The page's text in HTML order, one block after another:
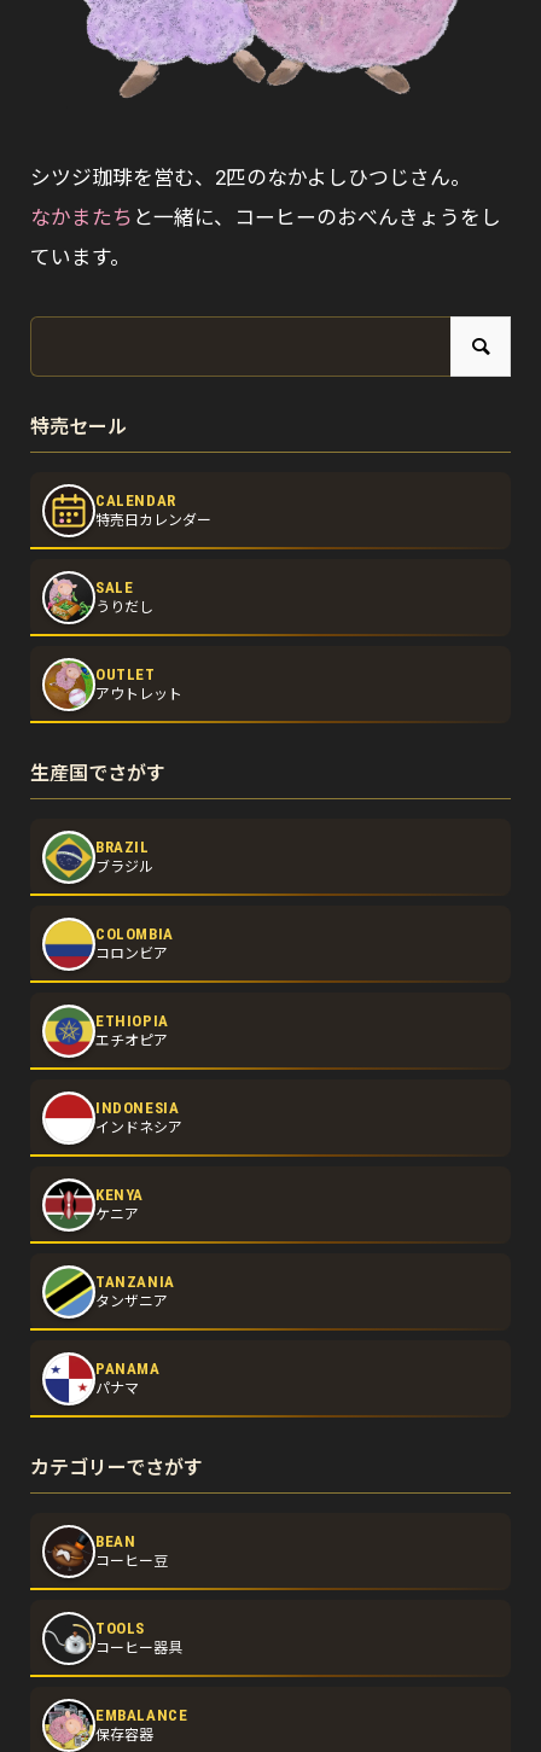
シツジ珈琲を営む、2匹のなかよしひつじさん。
なかまたち と一緒に、コーヒーのおべんきょうをし
ています。
特売セール
CALENDAR
特売日カレンダー
SALE
うりだし
OUTLET
アウトレット
生産国でさがす
BRAZIL
ブラジル
COLOMBIA
コロンビア
ETHIOPIA
エチオピア
INDONESIA
インドネシア
KENYA
ケニア
TANZANIA
タンザニア
PANAMA
パナマ
カテゴリーでさがす
BEAN
コーヒー豆
TOOLS
コーヒー器具
EMBALANCE
保存容器